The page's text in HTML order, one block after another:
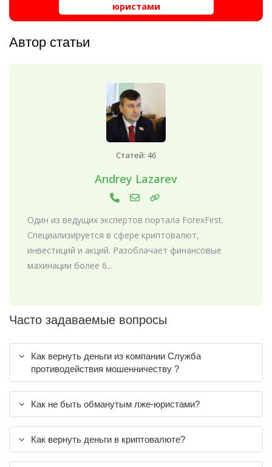
юристами
Автор статьи
Статей: 46
Andrey Lazarev
Один из ведущих экспертов портала ForexFirst.
Специализируется в сфере криптовалют,
инвестиций и акций. Разоблачает финансовые
махинации более 6...
Часто задаваемые вопросы
Как вернуть деньги из компании Служба
противодействия мошенничеству ?
Как не быть обманутым лже-юристами?
Как вернуть деньги в криптовалюте?